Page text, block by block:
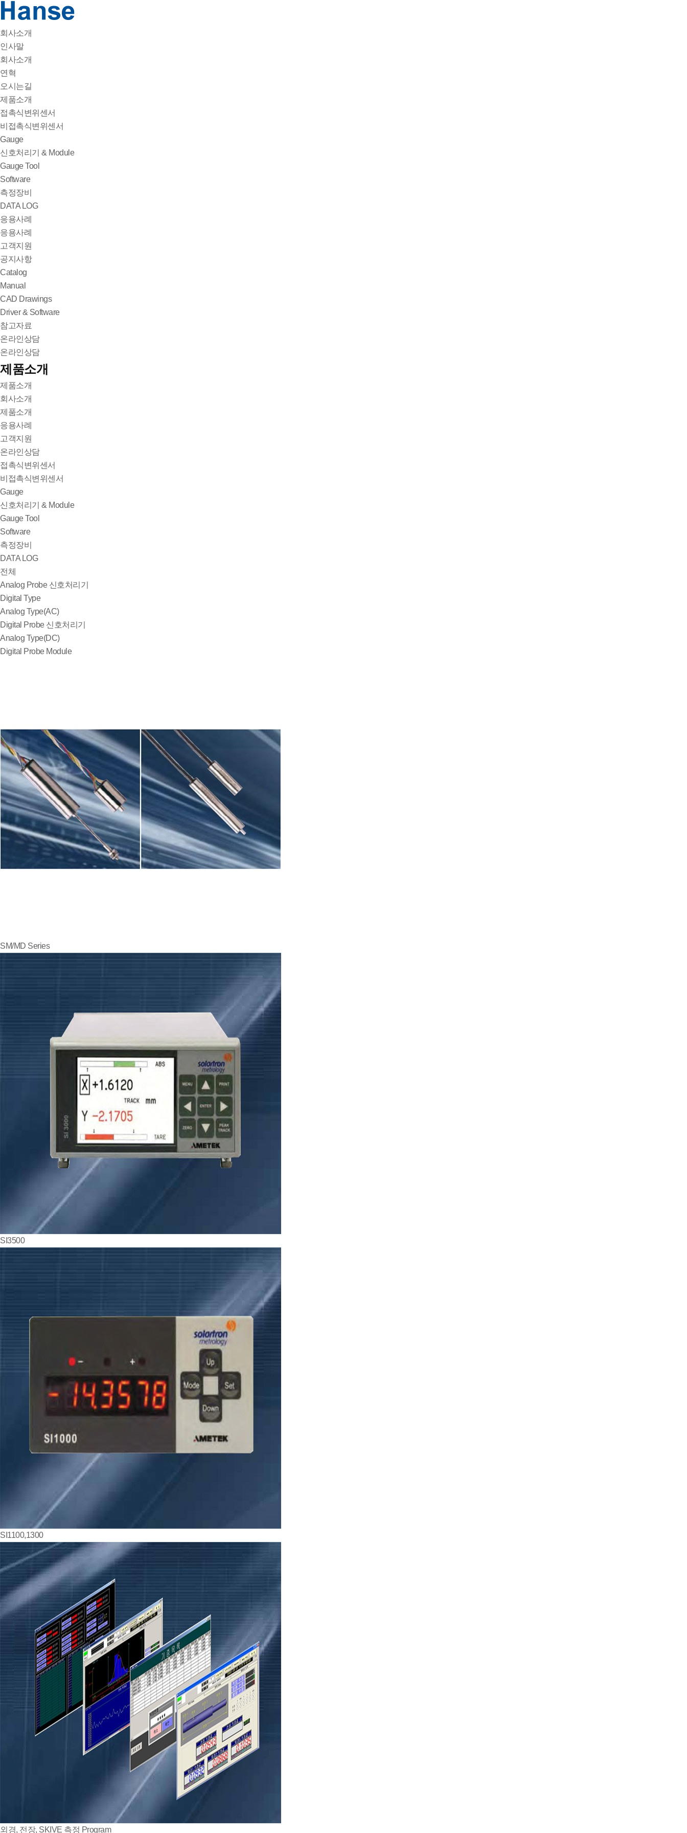
회사소개
인사말
회사소개
연혁
오시는길
제품소개
접촉식변위센서
비접촉식변위센서
Gauge
신호처리기 & Module
Gauge Tool
Software
측정장비
DATA LOG
응용사례
응용사례
고객지원
공지사항
Catalog
Manual
CAD Drawings
Driver & Software
참고자료
온라인상담
온라인상담
제품소개
제품소개
회사소개
제품소개
응용사례
고객지원
온라인상담
접촉식변위센서
비접촉식변위센서
Gauge
신호처리기 & Module
Gauge Tool
Software
측정장비
DATA LOG
전체
Analog Probe 신호처리기
Digital Type
Analog Type(AC)
Digital Probe 신호처리기
Analog Type(DC)
Digital Probe Module
SM/MD Series
SI3500
SI1100,1300
외경, 전장, SKIVE 측정 Program